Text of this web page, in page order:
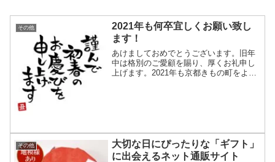
その他
2021年も何卒宜しくお願い致し
ます！
あけましておめでとうございます。旧年
中は格別のご愛顧を賜り、厚くお礼申し
上げます。2021年も京都きもの町をよろ
その他
大切な日にぴったりな「ギフト」
に出会えるネット通販サイト